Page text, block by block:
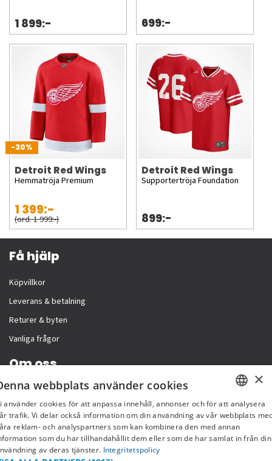
1 899:- 699:-
-30%
Detroit Red Wings
Hemmatröja Premium
1 399:-
(ord. 1 999:-)
Detroit Red Wings
Supportertröja Foundation
899:-
Få hjälp
Köpvillkor
Leverans & betalning
Returer & byten
Vanliga frågor
Om oss
Företagsinformation
SWEDISH
FI
×
webbplats använder cookies
använder cookies för att anpassa innehåll, annonser och för att analysera
trafik. Vi delar också information om din användning av vår webbplats
reklam- och analyspartners som kan kombinera den med annan
som du har tillhandahållit dem eller som de har samlat in från din
av deras tjänster. Integritetspolicy